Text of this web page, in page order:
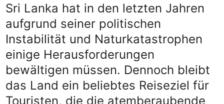
Sri Lanka hat in den letzten Jahren
aufgrund seiner politischen
Instabilität und Naturkatastrophen
einige Herausforderungen
bewältigen müssen. Dennoch bleibt
das Land ein beliebtes Reiseziel für
Touristen, die die atemberaubende